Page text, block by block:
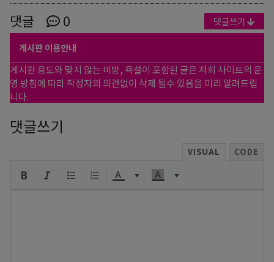
댓글 0 댓글쓰기
게시판 이용안내
게시판 용도와 맞지 않는 비방, 욕설이 포함된 글은 저희 사이트의 운
영 방침에 따라 작성자의 의견없이 삭제 될수 있음을 미리 알려드립
니다.
댓글쓰기
VISUAL CODE